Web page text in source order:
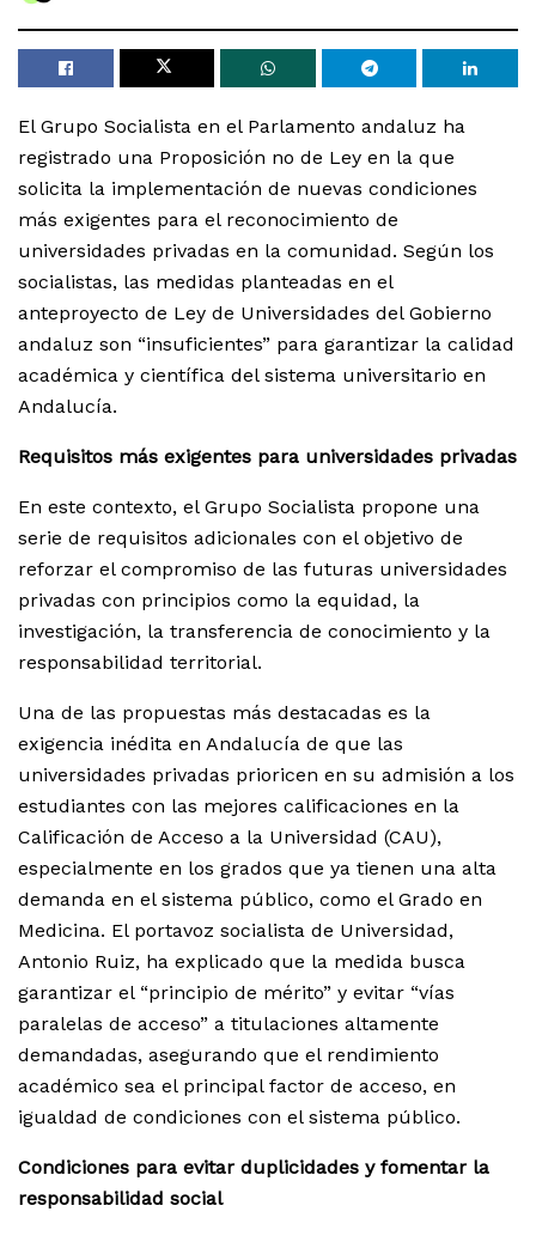
El Grupo Socialista en el Parlamento andaluz ha
registrado una Proposición no de Ley en la que
solicita la implementación de nuevas condiciones
más exigentes para el reconocimiento de
universidades privadas en la comunidad. Según los
socialistas, las medidas planteadas en el
anteproyecto de Ley de Universidades del Gobierno
andaluz son “insuficientes” para garantizar la calidad
académica y científica del sistema universitario en
Andalucía.
Requisitos más exigentes para universidades privadas
En este contexto, el Grupo Socialista propone una
serie de requisitos adicionales con el objetivo de
reforzar el compromiso de las futuras universidades
privadas con principios como la equidad, la
investigación, la transferencia de conocimiento y la
responsabilidad territorial.
Una de las propuestas más destacadas es la
exigencia inédita en Andalucía de que las
universidades privadas prioricen en su admisión a los
estudiantes con las mejores calificaciones en la
Calificación de Acceso a la Universidad (CAU),
especialmente en los grados que ya tienen una alta
demanda en el sistema público, como el Grado en
Medicina. El portavoz socialista de Universidad,
Antonio Ruiz, ha explicado que la medida busca
garantizar el “principio de mérito” y evitar “vías
paralelas de acceso” a titulaciones altamente
demandadas, asegurando que el rendimiento
académico sea el principal factor de acceso, en
igualdad de condiciones con el sistema público.
Condiciones para evitar duplicidades y fomentar la
responsabilidad social